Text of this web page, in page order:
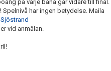
på varje bana går vidare till final.
Spelnivå har ingen betydelse. Maila
vid anmälan.